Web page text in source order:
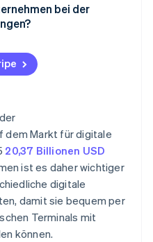
bei der
Markt für digitale
20,37 Billionen USD
ist es daher wichtiger
digitale
damit sie bequem per
Terminals mit
können.